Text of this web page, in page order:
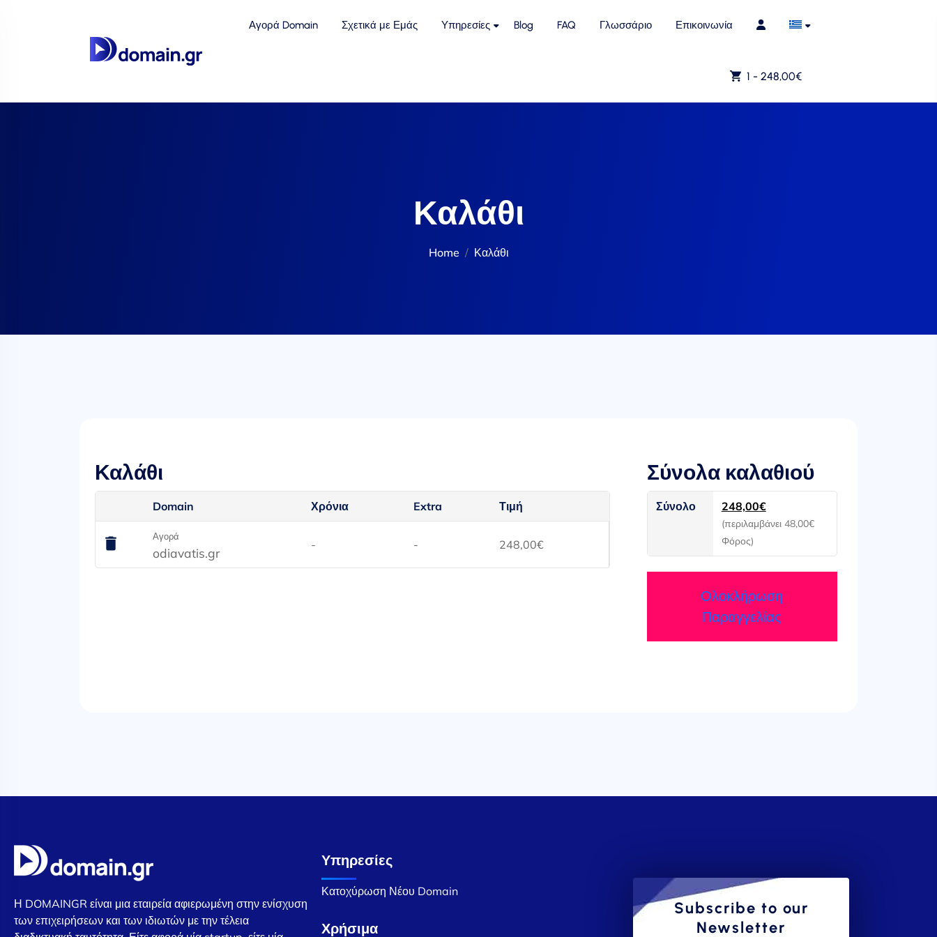
Αγορά Domain Σχετικά με Εμάς Υπηρεσίες Blog FAQ Γλωσσάριο Επικοινωνία
1 - 248,00€
Καλάθι
Home Καλάθι
Καλάθι
Domain Χρόνια Extra Τιμή
Αγορά
odiavatis.gr
- - 248,00€
Σύνολα καλαθιού
Σύνολο 248,00€
(περιλαμβάνει 48,00€
Φόρος)
Ολοκλήρωση
Παραγγελίας
Η DOMAINGR είναι μια εταιρεία αφιερωμένη στην ενίσχυση
των επιχειρήσεων και των ιδιωτών με την τέλεια
Υπηρεσίες
Κατοχύρωση Νέου Domain
Χρήσιμα
Subscribe to our
Newsletter